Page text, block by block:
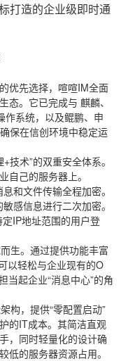
打造的企业级即时通
优先选择，喧喧IM全面
态。它已完成与 麒麟、
作系统，以及鲲鹏、申
保在信创环境中稳定运
技术”的双重安全体系。
自己的服务器上。
和文件传输全程加密。
感信息进行二次加密。
IP地址范围的用户登
生。通过提供功能丰富
以轻松与企业现有的O
当起企业“消息中心”的角
构，提供“零配置启动”
的IT成本。其简洁直观
，同时轻量化的设计确
低的服务器资源占用。